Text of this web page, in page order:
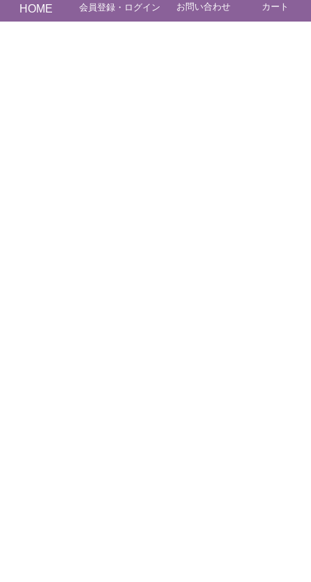
商品カテゴリー
HOME 会員登録・ログイン お問い合わせ カート